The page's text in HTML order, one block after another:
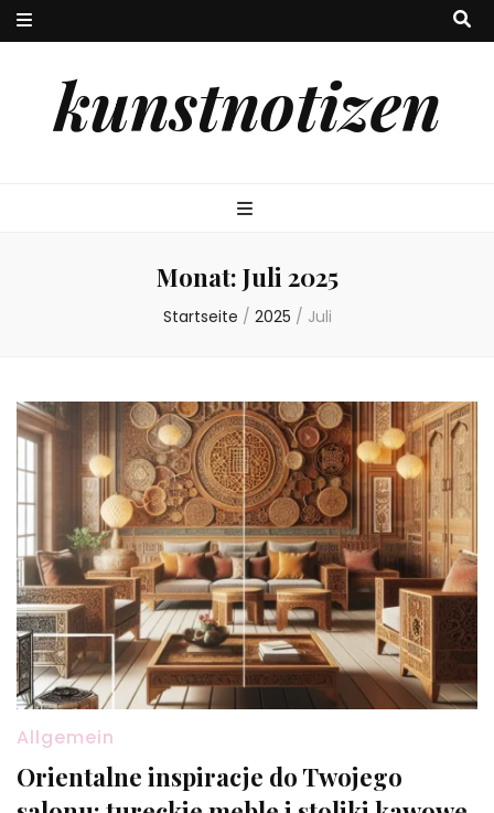
kunstnotizen
Monat: Juli 2025
Startseite / 2025 / Juli
Allgemein
Orientalne inspiracje do Twojego